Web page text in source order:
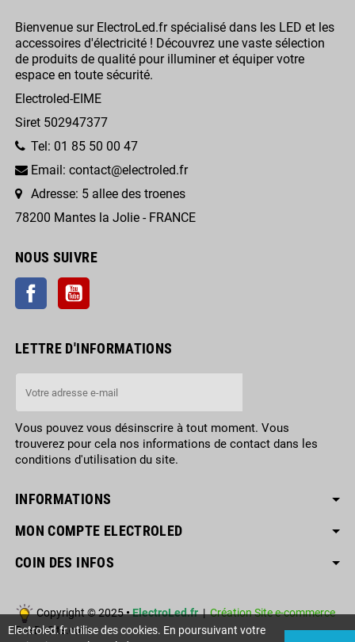
Bienvenue sur ElectroLed.fr spécialisé dans les LED et les
accessoires d'électricité ! Découvrez une vaste sélection
de produits de qualité pour illuminer et équiper votre
espace en toute sécurité.
Electroled-EIME
Siret 502947377
Tel: 01 85 50 00 47
Email: contact@electroled.fr
Adresse: 5 allee des troenes
78200 Mantes la Jolie - FRANCE
NOUS SUIVRE
FacebookYouTube
LETTRE D'INFORMATIONS
Vous pouvez vous désinscrire à tout moment. Vous
trouverez pour cela nos informations de contact dans les
conditions d'utilisation du site.
INFORMATIONS
MON COMPTE ELECTROLED
COIN DES INFOS
Copyright © 2025•ElectroLed.fr|Création Site e-commerce
RueDuSite.com
Electroled.fr utilise des cookies. En poursuivant votre